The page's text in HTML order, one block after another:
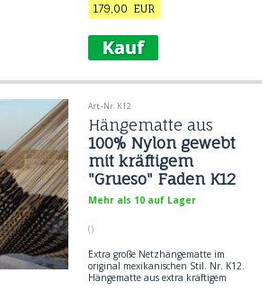
179,00 EUR
Art.-Nr. K12
Hängematte aus
100% Nylon gewebt
mit kräftigem
"Grueso" Faden K12
Mehr als 10 auf Lager
()
Extra große Netzhängematte im
original mexikanischen Stil. Nr. K12.
Hängematte aus extra kräftigem